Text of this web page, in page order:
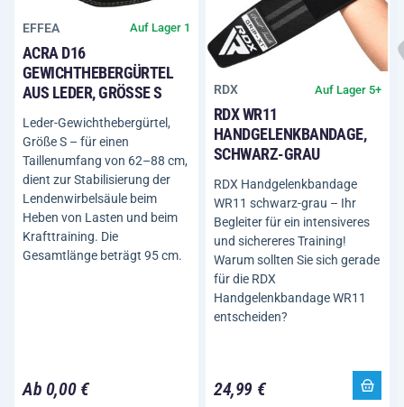
EFFEA Auf Lager 1
ACRA D16
GEWICHTHEBERGÜRTEL
AUS LEDER, GRÖSSE S
Leder-Gewichthebergürtel,
Größe S – für einen
Taillenumfang von 62–88 cm,
dient zur Stabilisierung der
Lendenwirbelsäule beim
Heben von Lasten und beim
Krafttraining. Die
Gesamtlänge beträgt 95 cm.
Ab 0,00 €
RDX Auf Lager 5+
RDX WR11
HANDGELENKBANDAGE,
SCHWARZ-GRAU
RDX Handgelenkbandage
WR11 schwarz-grau – Ihr
Begleiter für ein intensiveres
und sichereres Training!
Warum sollten Sie sich gerade
für die RDX
Handgelenkbandage WR11
entscheiden?
24,99 €